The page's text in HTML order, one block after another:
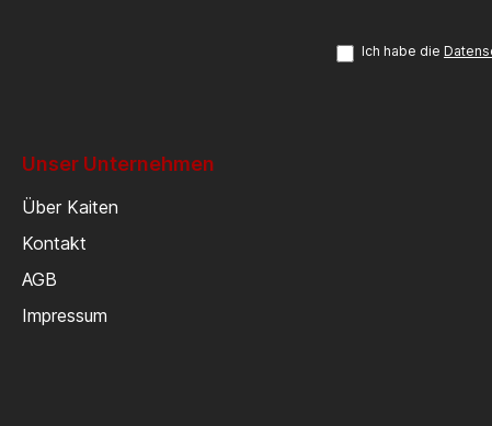
Ich habe die
Unser Unternehmen
Über Kaiten
Kontakt
AGB
Impressum